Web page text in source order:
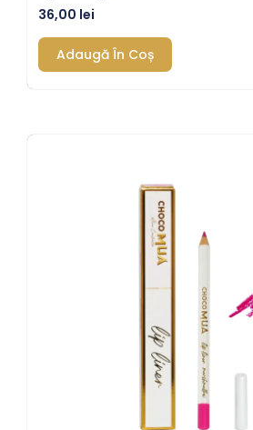
36,00 lei
Adaugă În Coș